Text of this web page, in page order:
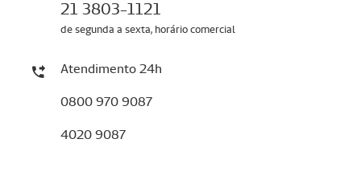
21 3803-1121
de segunda a sexta, horário comercial
Atendimento 24h
0800 970 9087
4020 9087